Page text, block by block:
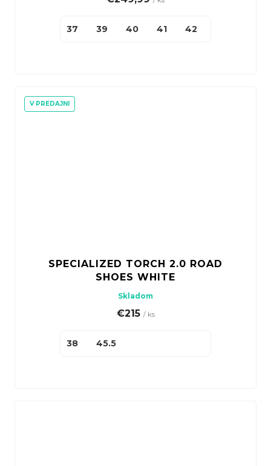
37 39 40 41 42
V PREDAJNI
SPECIALIZED TORCH 2.0 ROAD
SHOES WHITE
Skladom
€215 / ks
38 45.5